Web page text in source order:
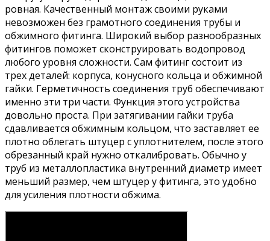
ровная. Качественный монтаж своими руками
невозможен без грамотного соединения трубы и
обжимного фитинга. Широкий выбор разнообразных
фитингов поможет сконструировать водопровод
любого уровня сложности. Сам фитинг состоит из
трех деталей: корпуса, конусного кольца и обжимной
гайки. Герметичность соединения труб обеспечивают
именно эти три части. Функция этого устройства
довольно проста. При затягивании гайки труба
сдавливается обжимным кольцом, что заставляет ее
плотно облегать штуцер с уплотнителем, после этого
обрезанный край нужно откалибровать. Обычно у
труб из металлопластика внутренний диаметр имеет
меньший размер, чем штуцер у фитинга, это удобно
для усиления плотности обжима.